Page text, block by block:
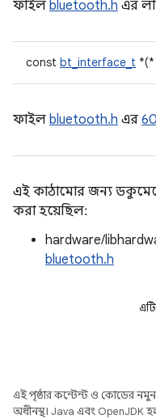
ফাইল bluetooth.h এর
const bt_interface_t
ফাইল bluetooth.h এর
এই কাঠামোর জন্য
করা হয়েছিল:
hardware/
bluetooth.h
এই পৃষ্ঠার কন্টেন্ট ও কোডের
অধীনস্থ। Java এবং OpenJDK